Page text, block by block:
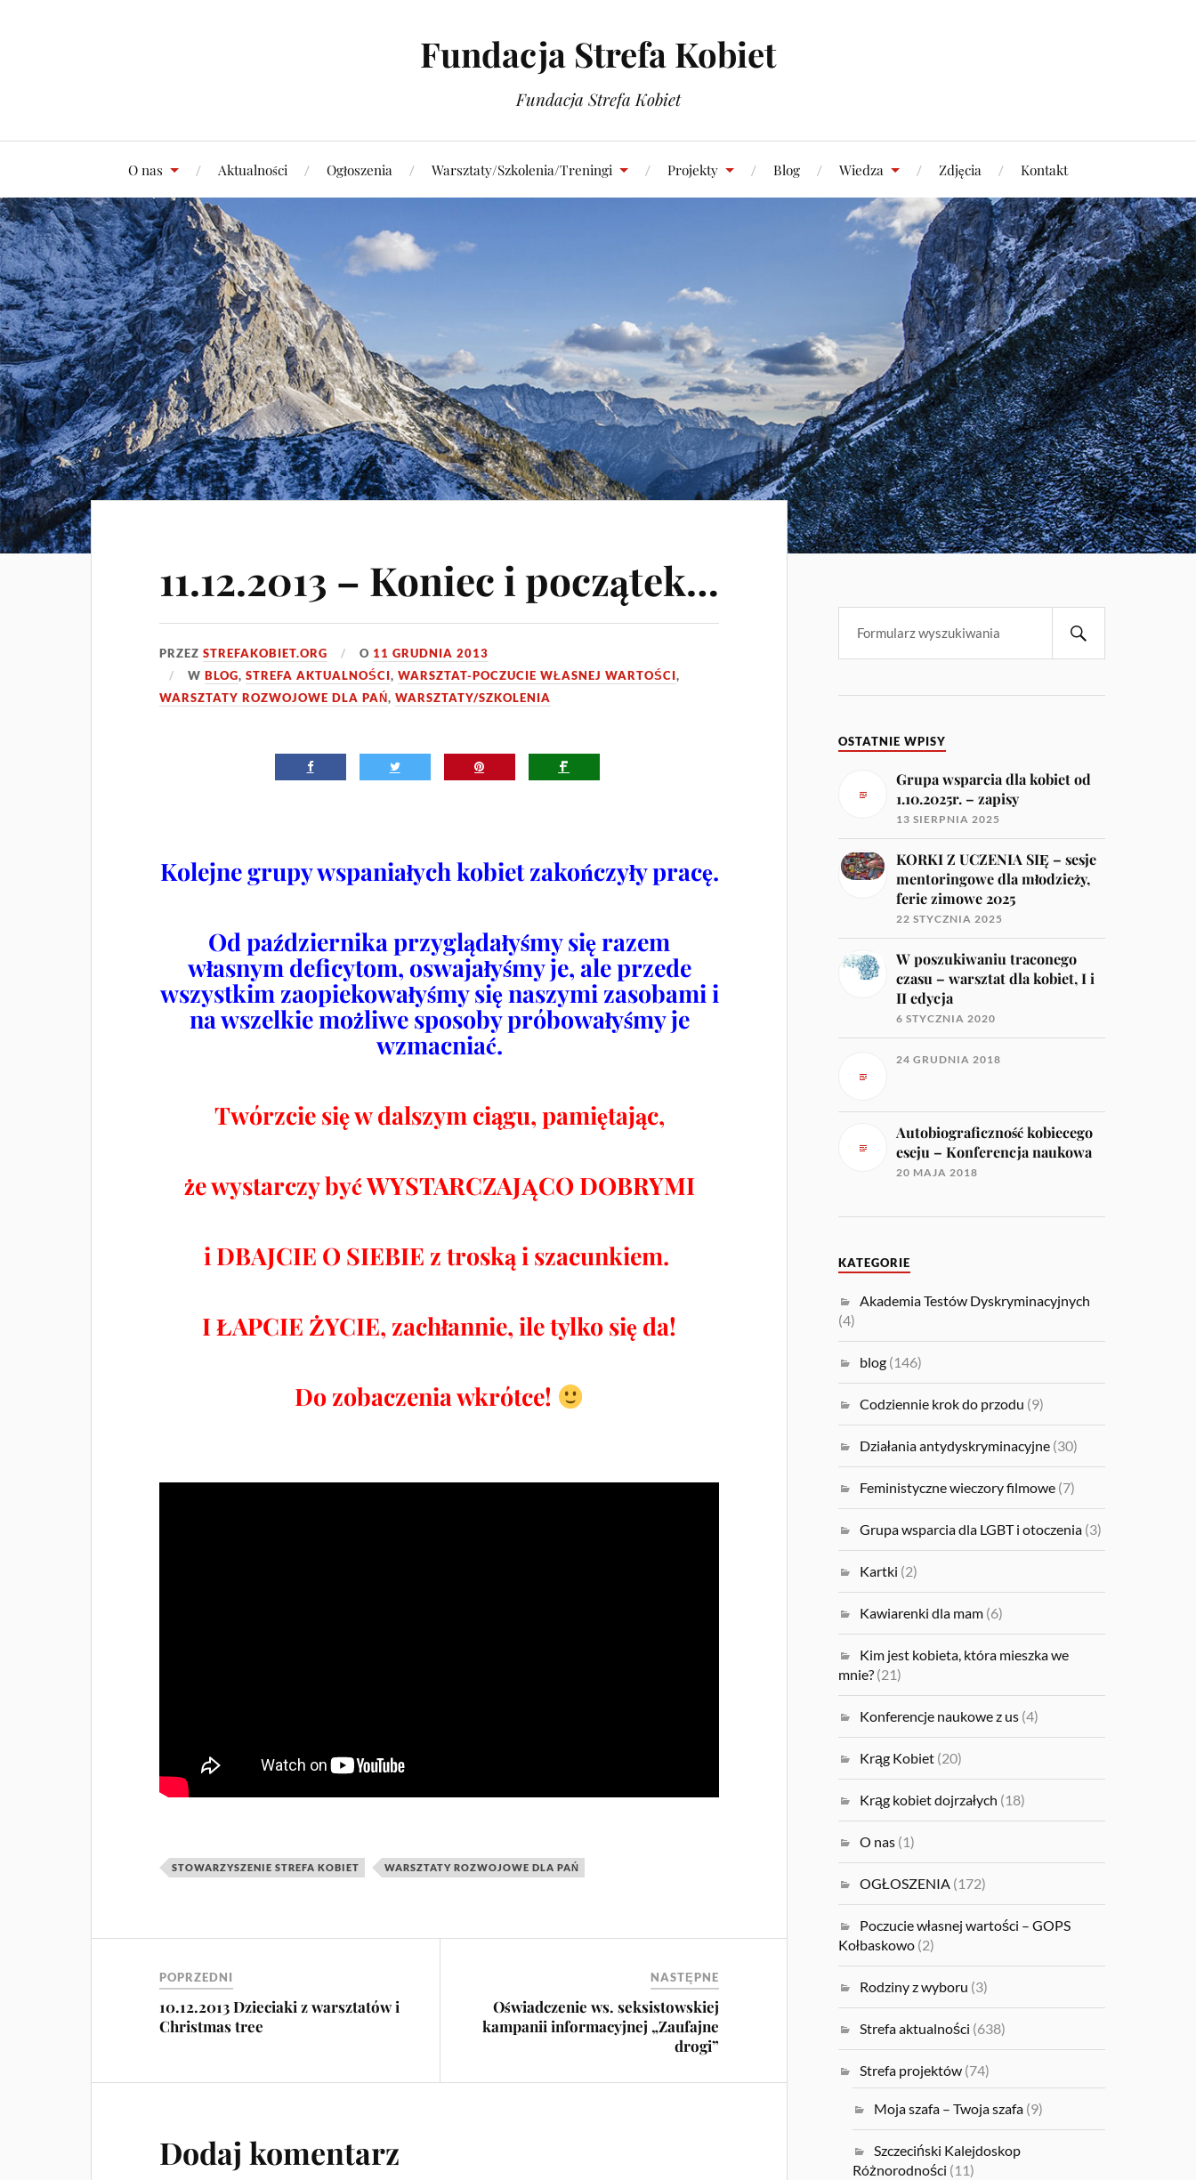
Fundacja Strefa Kobiet
Fundacja Strefa Kobiet
O nas Aktualności Ogłoszenia Warsztaty/Szkolenia/Treningi Projekty Blog Wiedza Zdjęcia Kontakt
11.12.2013 – Koniec i początek…
PRZEZSTREFAKOBIET.ORG O 11 GRUDNIA 2013
WBLOG,STREFA AKTUALNOŚCI,WARSZTAT-POCZUCIE WŁASNEJ WARTOŚCI,
WARSZTATY ROZWOJOWE DLA PAŃ,WARSZTATY/SZKOLENIA
Kolejne grupy wspaniałych kobiet zakończyły pracę.
Od października przyglądałyśmy się razem
własnym deficytom, oswajałyśmy je, ale przede
wszystkim zaopiekowałyśmy się naszymi zasobami i
na wszelkie możliwe sposoby próbowałyśmy je
wzmacniać.
Twórzcie się w dalszym ciągu, pamiętając,
że wystarczy być WYSTARCZAJĄCO DOBRYMI
i DBAJCIE O SIEBIE z troską i szacunkiem.
I ŁAPCIE ŻYCIE, zachłannie, ile tylko się da!
Do zobaczenia wkrótce!
STOWARZYSZENIE STREFA KOBIET WARSZTATY ROZWOJOWE DLA PAŃ
POPRZEDNI
10.12.2013 Dzieciaki z warsztatów i
Christmas tree
NASTĘPNE
Oświadczenie ws. seksistowskiej
kampanii informacyjnej „Zaufajne
drogi”
Dodaj komentarz
OSTATNIE WPISY
Grupa wsparcia dla kobiet od
1.10.2025r. – zapisy
13 SIERPNIA 2025
KORKI Z UCZENIA SIĘ – sesje
mentoringowe dla młodzieży,
ferie zimowe 2025
22 STYCZNIA 2025
W poszukiwaniu traconego
czasu – warsztat dla kobiet, I i
II edycja
6 STYCZNIA 2020
24 GRUDNIA 2018
Autobiograficzność kobiecego
eseju – Konferencja naukowa
20 MAJA 2018
KATEGORIE
Akademia Testów Dyskryminacyjnych
(4)
blog (146)
Codziennie krok do przodu (9)
Działania antydyskryminacyjne (30)
Feministyczne wieczory filmowe (7)
Grupa wsparcia dla LGBT i otoczenia (3)
Kartki (2)
Kawiarenki dla mam (6)
Kim jest kobieta, która mieszka we
mnie? (21)
Konferencje naukowe z us (4)
Krąg Kobiet (20)
Krąg kobiet dojrzałych (18)
O nas (1)
OGŁOSZENIA (172)
Poczucie własnej wartości – GOPS
Kołbaskowo (2)
Rodziny z wyboru (3)
Strefa aktualności (638)
Strefa projektów (74)
Moja szafa – Twoja szafa (9)
Szczeciński Kalejdoskop
Różnorodności (11)